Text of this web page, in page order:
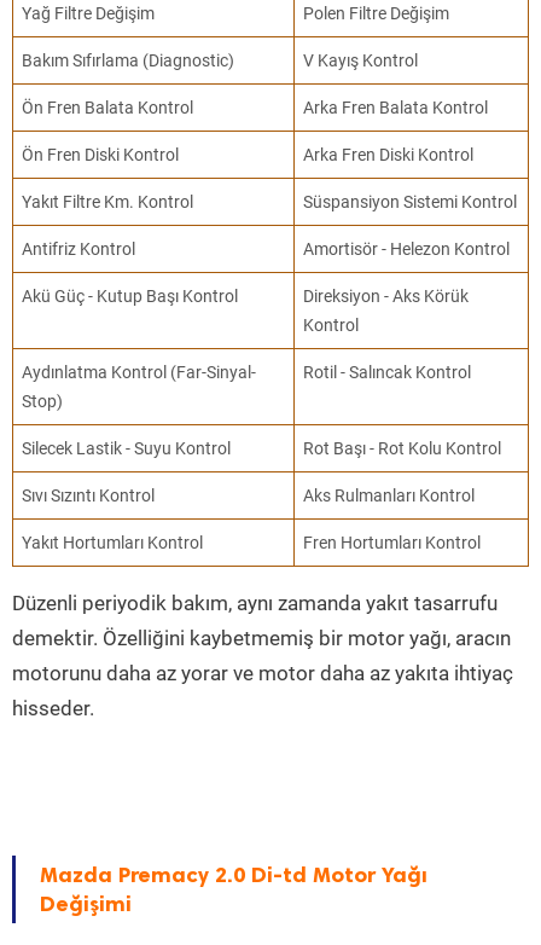
Yağ Filtre Değişim Polen Filtre Değişim
Bakım Sıfırlama (Diagnostic) V Kayış Kontrol
Ön Fren Balata Kontrol Arka Fren Balata Kontrol
Ön Fren Diski Kontrol Arka Fren Diski Kontrol
Yakıt Filtre Km. Kontrol Süspansiyon Sistemi Kontrol
Antifriz Kontrol Amortisör - Helezon Kontrol
Akü Güç - Kutup Başı Kontrol
Direksiyon - Aks Körük
Kontrol
Aydınlatma Kontrol (Far-Sinyal-
Stop)
Rotil - Salıncak Kontrol
Silecek Lastik - Suyu Kontrol Rot Başı - Rot Kolu Kontrol
Sıvı Sızıntı Kontrol Aks Rulmanları Kontrol
Yakıt Hortumları Kontrol Fren Hortumları Kontrol
Düzenli periyodik bakım, aynı zamanda yakıt tasarrufu
demektir. Özelliğini kaybetmemiş bir motor yağı, aracın
motorunu daha az yorar ve motor daha az yakıta ihtiyaç
hisseder.
Mazda Premacy 2.0 Di-td Motor Yağı
Değişimi